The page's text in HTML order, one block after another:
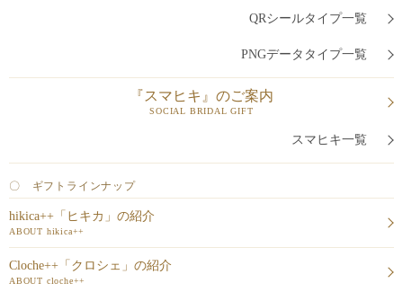
QRシールタイプ一覧
PNGデータタイプ一覧
『スマヒキ』のご案内
SOCIAL BRIDAL GIFT
スマヒキ一覧
〇 ギフトラインナップ
hikica++「ヒキカ」の紹介
ABOUT hikica++
Cloche++「クロシェ」の紹介
ABOUT cloche++